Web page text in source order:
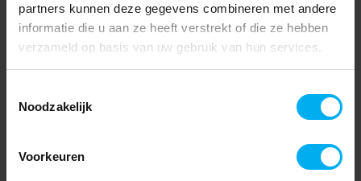
partners kunnen deze gegevens combineren met andere
informatie die u aan ze heeft verstrekt of die ze hebben
verzameld op basis van uw gebruik van hun services.
Noodzakelijk
Voorkeuren